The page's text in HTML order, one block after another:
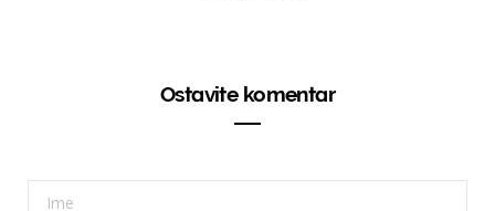
Ostavite komentar